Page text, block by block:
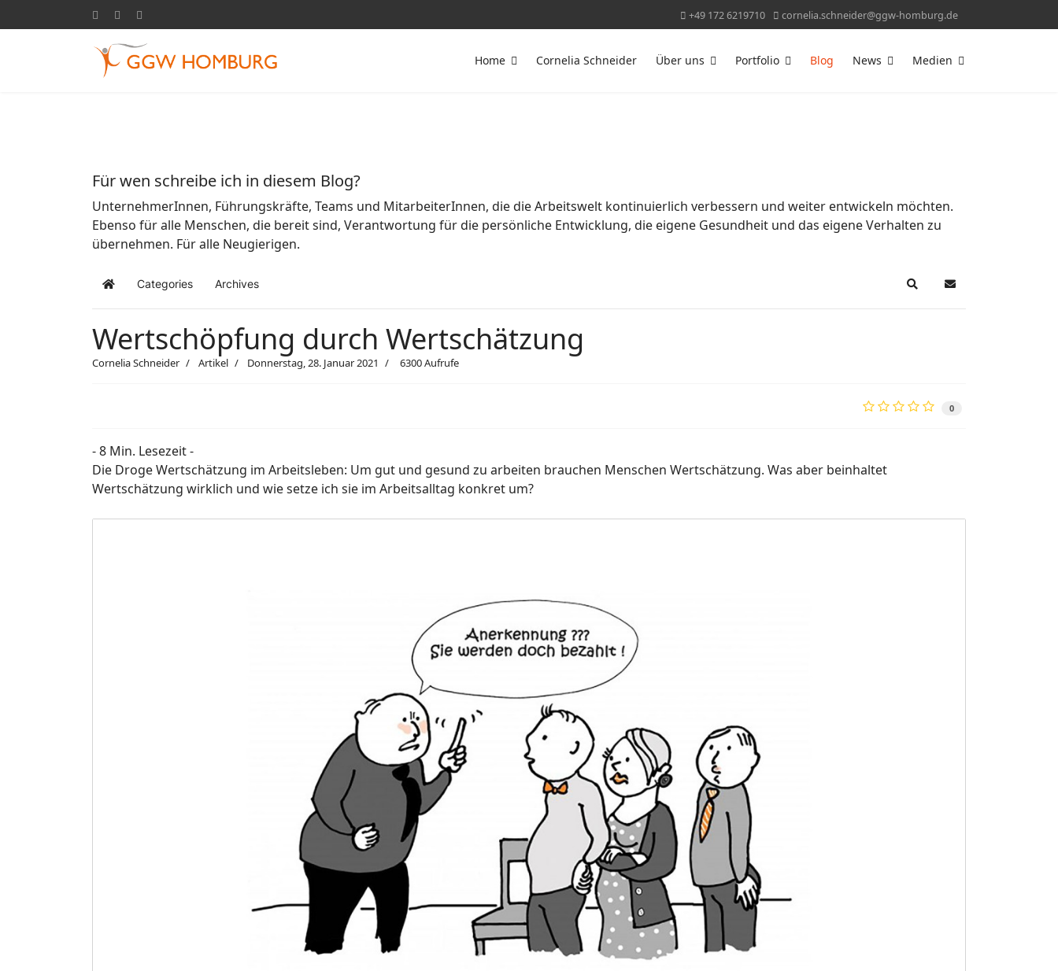
+49 172 6219710 cornelia.schneider@ggw-homburg.de
Home Cornelia Schneider Über uns Portfolio Blog News Medien
Für wen schreibe ich in diesem Blog?
UnternehmerInnen, Führungskräfte, Teams und MitarbeiterInnen, die die Arbeitswelt kontinuierlich verbessern und weiter entwickeln möchten.
Ebenso für alle Menschen, die bereit sind, Verantwortung für die persönliche Entwicklung, die eigene Gesundheit und das eigene Verhalten zu
übernehmen. Für alle Neugierigen.
Home Categories Archives SearchUpdates abonnieren
Wertschöpfung durch Wertschätzung
Cornelia Schneider Artikel Donnerstag, 28. Januar 2021 6300 Aufrufe
0
- 8 Min. Lesezeit -
Die Droge Wertschätzung im Arbeitsleben: Um gut und gesund zu arbeiten brauchen Menschen Wertschätzung. Was aber beinhaltet
Wertschätzung wirklich und wie setze ich sie im Arbeitsalltag konkret um?